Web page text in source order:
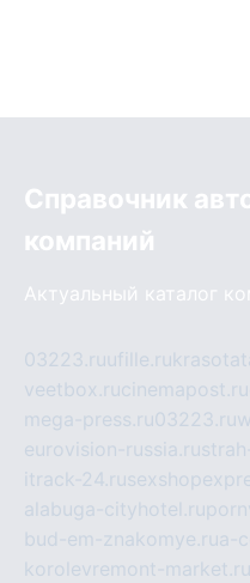
Справочник
компаний
Актуальный каталог
03223.ruufille.ru
veetbox.rucinemapost.ru
mega-press.ru03223.ru
eurovision-russia.ru
itrack-24.ru
alabuga-cityhotel.ru
bud-em-znakomye.rua-
korolevremont-market.ru